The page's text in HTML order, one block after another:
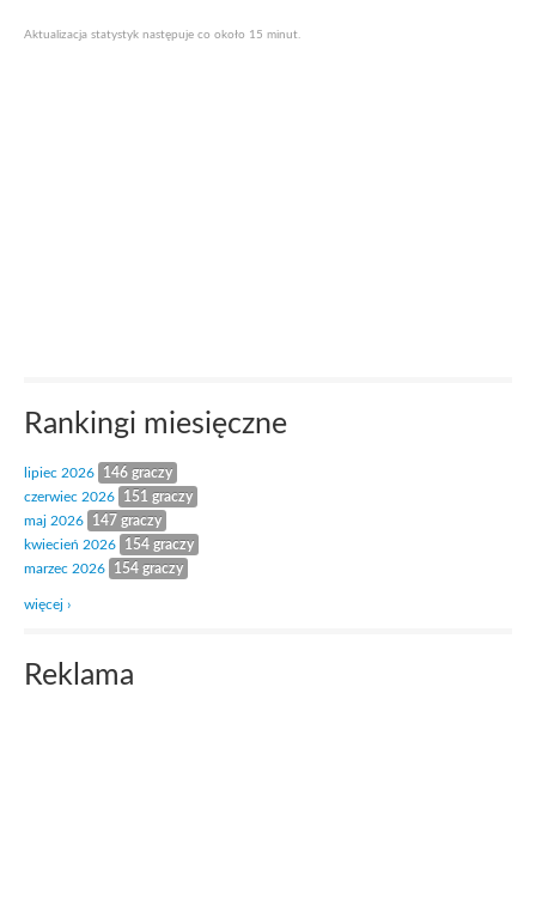
Aktualizacja statystyk następuje co około 15 minut.
Rankingi miesięczne
lipiec 2026
146 graczy
czerwiec 2026
151 graczy
maj 2026
147 graczy
kwiecień 2026
154 graczy
marzec 2026
154 graczy
więcej ›
Reklama